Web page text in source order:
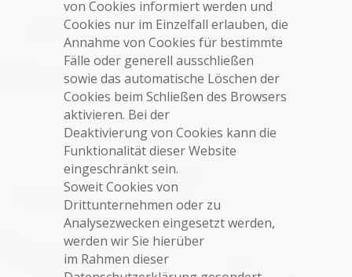
von Cookies informiert werden und
Cookies nur im Einzelfall erlauben, die
Annahme von Cookies für bestimmte
Fälle oder generell ausschließen
sowie das automatische Löschen der
Cookies beim Schließen des Browsers
aktivieren. Bei der
Deaktivierung von Cookies kann die
Funktionalität dieser Website
eingeschränkt sein.
Soweit Cookies von
Drittunternehmen oder zu
Analysezwecken eingesetzt werden,
werden wir Sie hierüber
im Rahmen dieser